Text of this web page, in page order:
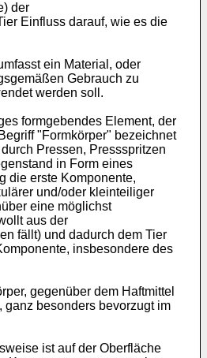
der
Einfluss darauf, wie es die
ein Material, oder
Gebrauch zu
werden soll.
formgebendes Element, der
"Formkörper" bezeichnet
Pressen, Pressspritzen
in Form eines
die erste Komponente,
und/oder kleinteiliger
eine möglichst
aus der
fällt) und dadurch dem Tier
insbesondere des
gegenüber dem Haftmittel
besonders bevorzugt im
ist auf der Oberfläche